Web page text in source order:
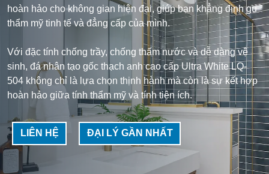
hoàn hảo cho không gian hiện đại, giúp bạn khẳng định gu
thẩm mỹ tinh tế và đẳng cấp của mình.
Với đặc tính chống trầy, chống thấm nước và dễ dàng vệ
sinh, đá nhân tạo gốc thạch anh cao cấp Ultra White LQ-
504 không chỉ là lựa chọn thịnh hành mà còn là sự kết hợp
hoàn hảo giữa tính thẩm mỹ và tính tiện ích.
LIÊN HỆ ĐẠI LÝ GẦN NHẤT